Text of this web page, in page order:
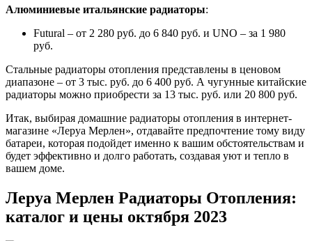
Алюминиевые итальянские радиаторы:
Futural – от 2 280 руб. до 6 840 руб. и UNO – за 1 980
руб.
Стальные радиаторы отопления представлены в ценовом
диапазоне – от 3 тыс. руб. до 6 400 руб. А чугунные китайские
радиаторы можно приобрести за 13 тыс. руб. или 20 800 руб.
Итак, выбирая домашние радиаторы отопления в интернет-
магазине «Леруа Мерлен», отдавайте предпочтение тому виду
батареи, которая подойдет именно к вашим обстоятельствам и
будет эффективно и долго работать, создавая уют и тепло в
вашем доме.
Леруа Мерлен Радиаторы Отопления:
каталог и цены октября 2023